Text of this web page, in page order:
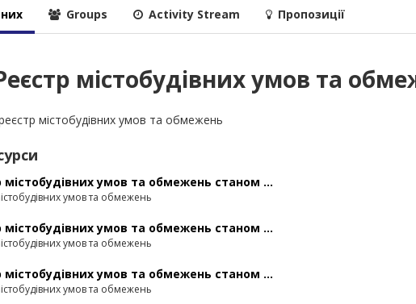
Groups Activity Stream Пропозиції
містобудівних умов та
містобудівних умов та обмежень
містобудівних умов та обмежень станом ...
умов та обмежень
містобудівних умов та обмежень станом ...
умов та обмежень
містобудівних умов та обмежень станом ...
умов та обмежень